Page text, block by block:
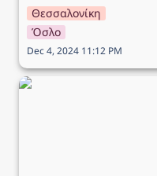
Θεσσαλονίκη
Όσλο
Dec 4, 2024 11:12 PM
Ταξίδι στο Λονδίνο → 4